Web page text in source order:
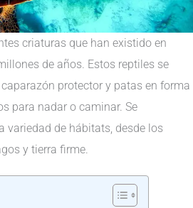
criaturas que han existido en
de años. Estos reptiles se
protector y patas en forma
para nadar o caminar. Se
variedad de hábitats, desde los
y tierra firme.